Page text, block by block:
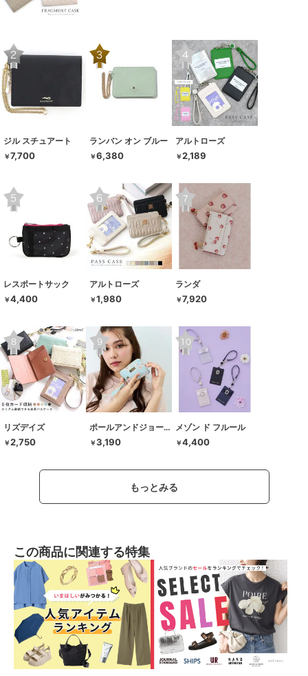
ジル スチュアート
￥7,700
ランバン オン ブルー
￥6,380
アルトローズ
￥2,189
レスポートサック
￥4,400
アルトローズ
￥1,980
ランダ
￥7,920
リズデイズ
￥2,750
ポールアンドジョーアクセソワ
￥3,190
メゾン ド フルール
￥4,400
もっとみる
この商品に関連する特集